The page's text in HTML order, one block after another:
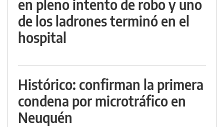
en pleno intento de robo y uno
de los ladrones terminó en el
hospital
Histórico: confirman la primera
condena por microtráfico en
Neuquén